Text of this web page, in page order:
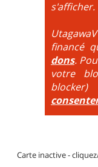
La montée
mécanique. La
par des
tout suspendu et
s'afficher.
financé
dons.
votre